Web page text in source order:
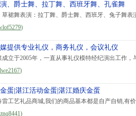
、爵士舞、拉丁舞、西班牙舞、孔雀舞
草裙舞表演：拉丁舞、爵士舞、西班牙、兔子舞表
)
提供专业礼仪，商务礼仪，会议礼仪
成立于2005年，一直从事礼仪模特经纪演出工作
)
蛋|湛江活动金蛋|湛江婚庆金蛋
雷工艺礼品商城,我们的商品基本都是自产自销,有
)